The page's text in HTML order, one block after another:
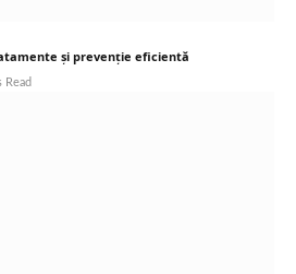
și prevenție eficientă
Read